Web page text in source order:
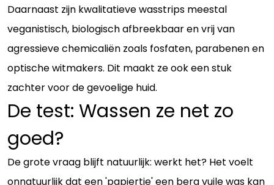
Daarnaast zijn kwalitatieve wasstrips meestal
veganistisch, biologisch afbreekbaar en vrij van
agressieve chemicaliën zoals fosfaten, parabenen en
optische witmakers. Dit maakt ze ook een stuk
zachter voor de gevoelige huid.
De test: Wassen ze net zo
goed?
De grote vraag blijft natuurlijk: werkt het? Het voelt
onnatuurlijk dat een 'papiertje' een berg vuile was kan